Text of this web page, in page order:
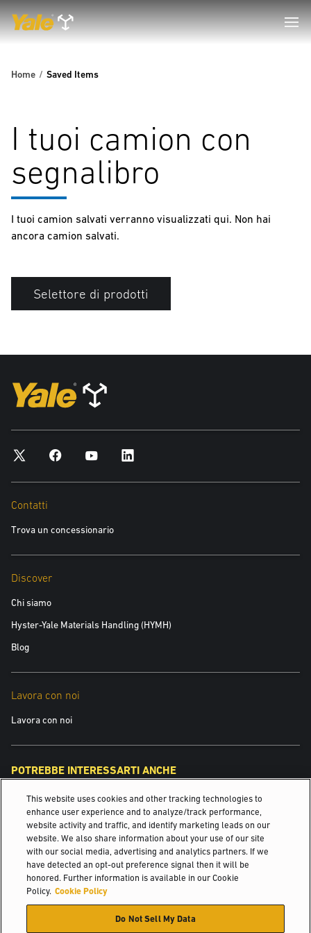
Home Saved Items
I tuoi camion con
segnalibro
I tuoi camion salvati verranno visualizzati qui. Non hai
ancora camion salvati.
Selettore di prodotti
Contatti
Trova un concessionario
Discover
Chi siamo
Hyster-Yale Materials Handling (HYMH)
Blog
Lavora con noi
Lavora con noi
POTREBBE INTERESSARTI ANCHE
Soluzioni per il sollevamento sin dal 1875.
Ricambi per carrelli elevatori
Manutenzione delle tue macchine Yale®
© 2026 Hyster-Yale Materials Handling, Inc., tutti i diritti riservati.
Politica sulla privacy
Politica dell'uso conforme
This website uses cookies and other tracking technologies to
enhance user experience and to analyze/track performance,
website activity and traffic, and identify marketing leads on our
website. We also share information about your use of our site
with our social media, advertising and analytics partners. If we
have detected an opt-out preference signal then it will be
honored. Further information is available in our Cookie
Policy. Cookie Policy
Do Not Sell My Data